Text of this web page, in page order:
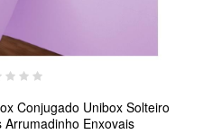
Conjugado Unibox Solteiro
Arrumadinho Enxovais